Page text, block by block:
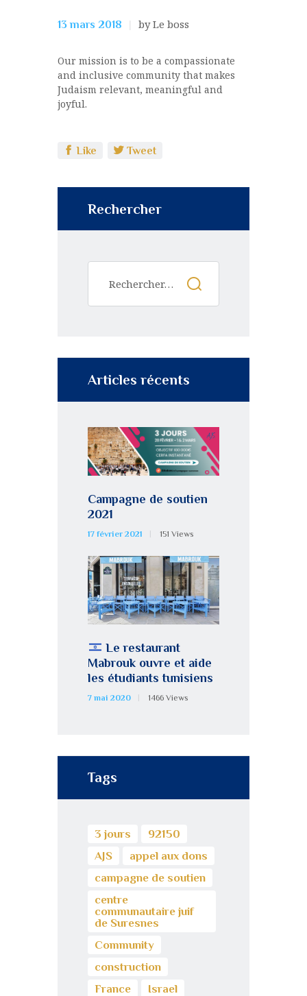
13 mars 2018 by Le boss
Our mission is to be a compassionate
and inclusive community that makes
Judaism relevant, meaningful and
joyful.
Like Tweet
Rechercher
Articles récents
Campagne de soutien
2021
17 février 2021 151 Views
Le restaurant
Mabrouk ouvre et aide
les étudiants tunisiens
7 mai 2020 1466 Views
Tags
3 jours
92150
AJS
appel aux dons
campagne de soutien
centre
communautaire juif
de Suresnes
Community
construction
France
Israel